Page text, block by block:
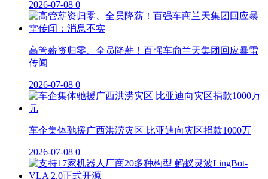
2026-07-08 0
高管薪资归零、全员降薪！百强车商兰天集团回应暴雷
传闻
2026-07-08 0
车企集体驰援广西洪涝灾区 比亚迪向灾区捐款1000万
2026-07-08 0